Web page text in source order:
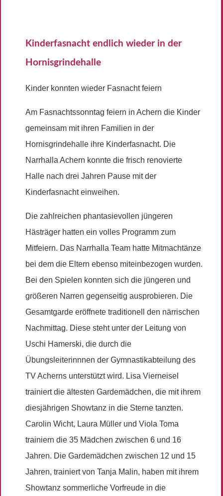
Kinderfasnacht endlich wieder in der
Hornisgrindehalle
Kinder konnten wieder Fasnacht feiern
Am Fasnachtssonntag feiern in Achern die Kinder
gemeinsam mit ihren Familien in der
Hornisgrindehalle ihre Kinderfasnacht. Die
Narrhalla Achern konnte die frisch renovierte
Halle nach drei Jahren Pause mit der
Kinderfasnacht einweihen.
Die zahlreichen phantasievollen jüngeren
Hästräger hatten ein volles Programm zum
Mitfeiern. Das Narrhalla Team hatte Mitmachtänze
bei dem die Eltern ebenso miteinbezogen wurden.
Bei den Spielen konnten sich die jüngeren und
größeren Narren gegenseitig ausprobieren. Die
Gesamtgarde eröffnete traditionell den närrischen
Nachmittag. Diese steht unter der Leitung von
Uschi Hamerski, die durch die
Übungsleiterinnnen der Gymnastikabteilung des
TV Acherns unterstützt wird. Lisa Vierneisel
trainiert die ältesten Gardemädchen, die mit ihrem
diesjährigen Showtanz in die Sterne tanzten.
Carolin Wicht, Laura Müller und Viola Toma
trainiern die 35 Mädchen zwischen 6 und 16
Jahren. Die Gardemädchen zwischen 12 und 15
Jahren, trainiert von Tanja Malin, haben mit ihrem
Showtanz sommerliche Vorfreude in die